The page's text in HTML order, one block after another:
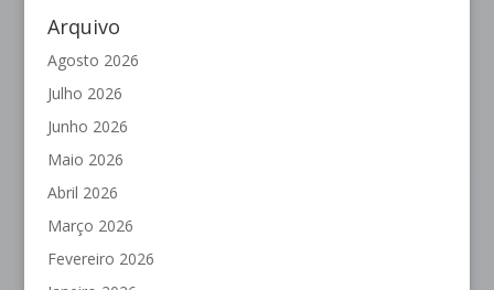
Arquivo
Agosto 2026
Julho 2026
Junho 2026
Maio 2026
Abril 2026
Março 2026
Fevereiro 2026